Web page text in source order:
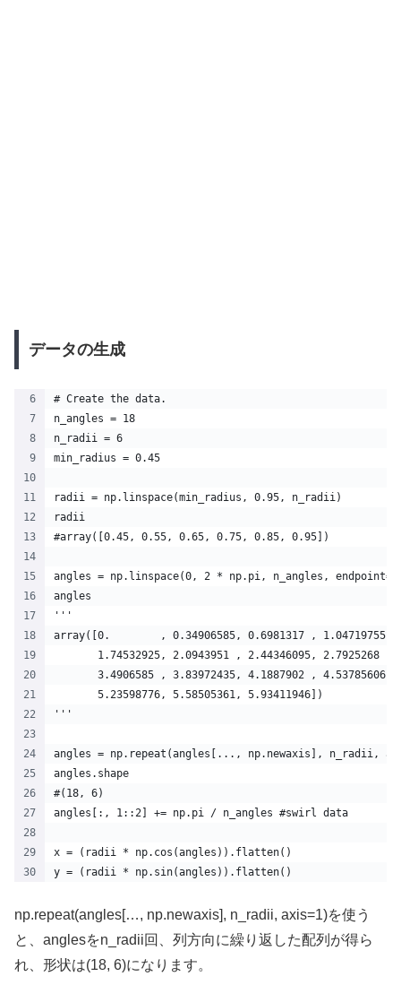
データの生成
# Create the data.
n_angles = 18
n_radii = 6
min_radius = 0.45
radii = np.linspace(min_radius, 0.95, n_radii)
radii
#array([0.45, 0.55, 0.65, 0.75, 0.85, 0.95])
angles = np.linspace(0, 2 * np.pi, n_angles,
angles
'''
array([0.        , 0.34906585, 0.6981317 , 1.04719755,
1.74532925, 2.0943951 , 2.44346095, 2.7925268 ,
3.4906585 , 3.83972435, 4.1887902 , 4.53785606,
       5.23598776, 5.58505361, 5.93411946])
'''
angles = np.repeat(angles[..., np.newaxis], n_radii,
angles.shape
#(18, 6)
angles[:, 1::2] += np.pi / n_angles #swirl data
x = (radii * np.cos(angles)).flatten()
y = (radii * np.sin(angles)).flatten()
np.repeat(angles[…, np.newaxis], n_radii, axis=1)を使う
と、anglesをn_radii回、列方向に繰り返した配列が得ら
れ、形状は(18, 6)になります。